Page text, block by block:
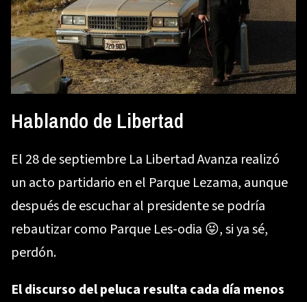
Hablando de Libertad
El 28 de septiembre La Libertad Avanza realizó
un acto partidario en el Parque Lezama, aunque
después de escuchar al presidente se podría
rebautizar como Parque Les-odia 😝, si ya sé,
perdón.
El discurso del peluca resulta cada día menos